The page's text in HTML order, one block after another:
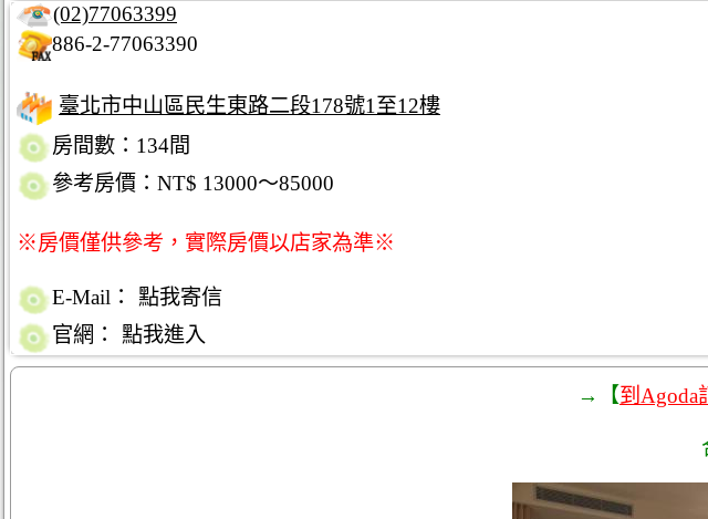
(02)77063399
886-2-77063390
臺北市中山區民生東路二段178號1至12樓
房間數：134間
參考房價：NT$ 13000～85000
※房價僅供參考，實際房價以店家為準※
E-Mail：
點我寄信
官網：
點我進入
→【到Agoda